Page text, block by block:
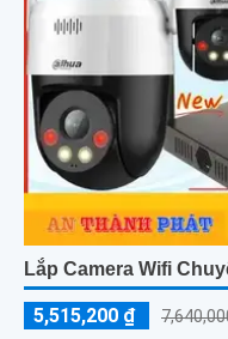
Lắp Camera Wifi
5,515,200 ₫